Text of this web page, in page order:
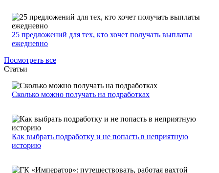
25 предложений для тех, кто хочет получать выплаты
ежедневно
Посмотреть все
Статьи
Сколько можно получать на подработках
Как выбрать подработку и не попасть в неприятную
историю